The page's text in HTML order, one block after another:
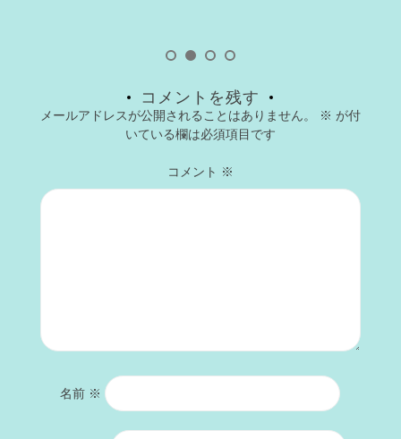
コメントを残す
メールアドレスが公開されることはありません。 ※ が付
いている欄は必須項目です
コメント ※
名前 ※